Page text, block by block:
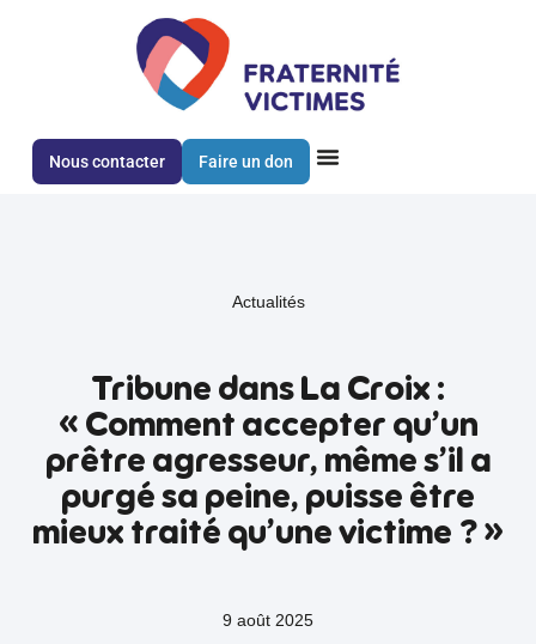
Nous contacter Faire un don
Actualités
Tribune dans La Croix :
« Comment accepter qu’un
prêtre agresseur, même s’il a
purgé sa peine, puisse être
mieux traité qu’une victime ? »
9 août 2025